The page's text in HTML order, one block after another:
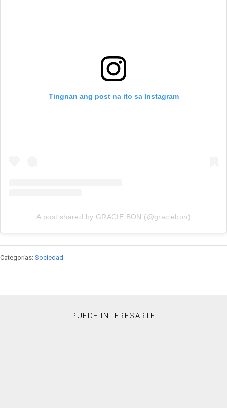
Tingnan ang post na ito sa Instagram
A post shared by GRACIE BON (@graciebon)
Categorías: Sociedad
PUEDE INTERESARTE